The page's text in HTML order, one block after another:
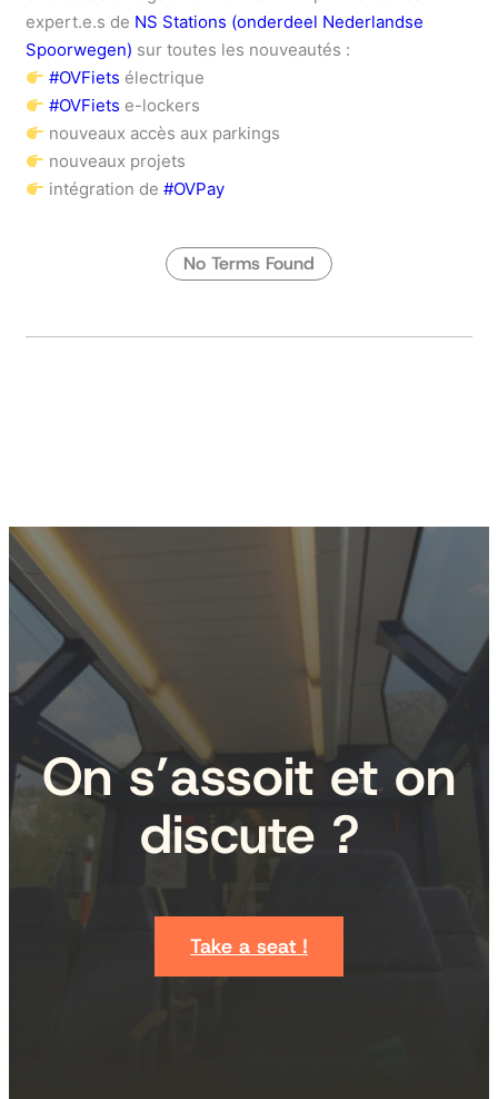
expert.e.s de NS Stations (onderdeel Nederlandse
Spoorwegen) sur toutes les nouveautés :
#OVFiets électrique
#OVFiets e-lockers
nouveaux accès aux parkings
nouveaux projets
intégration de#OVPay
No Terms Found
On s’assoit et on
discute ?
Take a seat !